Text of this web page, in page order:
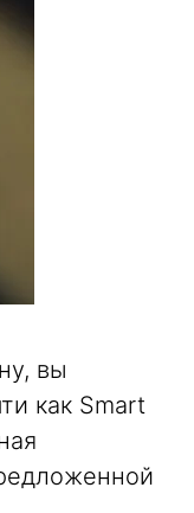
вы
как Smart